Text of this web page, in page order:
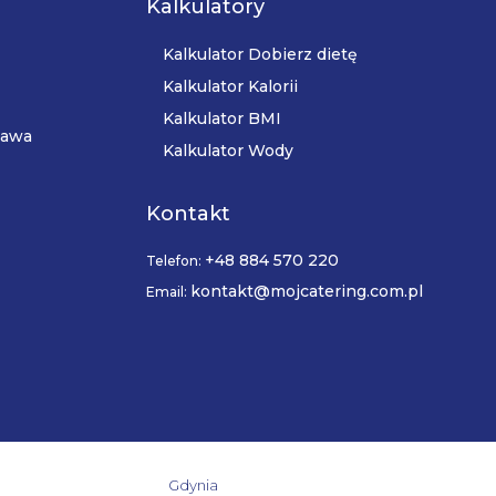
Kalkulatory
Kalkulator Dobierz dietę
Kalkulator Kalorii
Kalkulator BMI
Kalkulator Wody
Kontakt
Telefon: +48 884 570 220
Email: kontakt@mojcatering.com.pl
Gdynia